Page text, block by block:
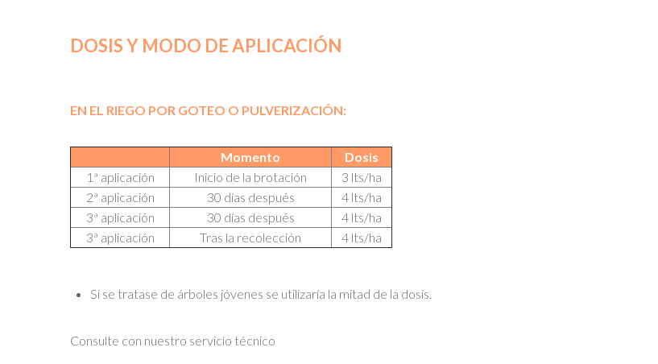
DOSIS Y MODO DE APLICACIÓN
EN EL RIEGO POR GOTEO O PULVERIZACIÓN:
Momento
Dosis
1ª aplicación
Inicio de la brotación
3 lts/ha
2ª aplicación
30 días después
4 lts/ha
3ª aplicación
30 días después
4 lts/ha
3ª aplicación
Tras la recolección 4 lts/ha
Si se tratase de árboles jóvenes se utilizaría la mitad de la dosis.
Consulte con nuestro servicio técnico